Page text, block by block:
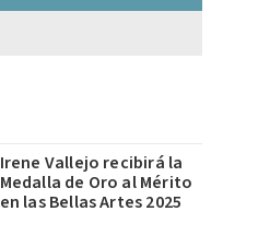
Irene Vallejo recibirá la
Medalla de Oro al Mérito
en las Bellas Artes 2025